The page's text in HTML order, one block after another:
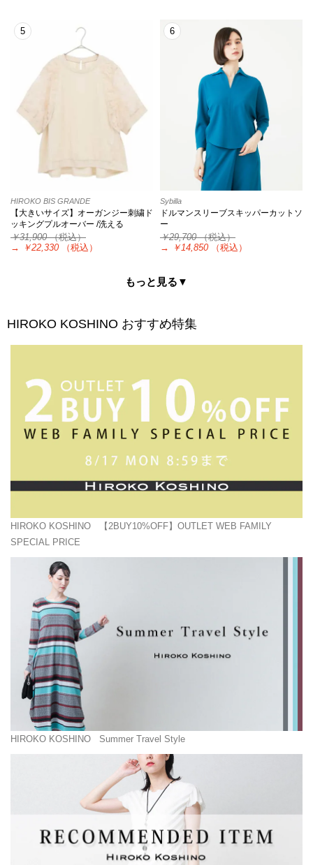
5
HIROKO BIS GRANDE
【大きいサイズ】オーガンジー刺繍ド
ッキングプルオーバー /洗える
￥31,900（税込）
→
￥22,330 （税込）
6
Sybilla
ドルマンスリーブスキッパーカットソ
ー
￥29,700（税込）
→
￥14,850 （税込）
もっと見る▼
HIROKO KOSHINO おすすめ特集
HIROKO KOSHINO 【2BUY10%OFF】OUTLET WEB FAMILY
SPECIAL PRICE
HIROKO KOSHINO Summer Travel Style